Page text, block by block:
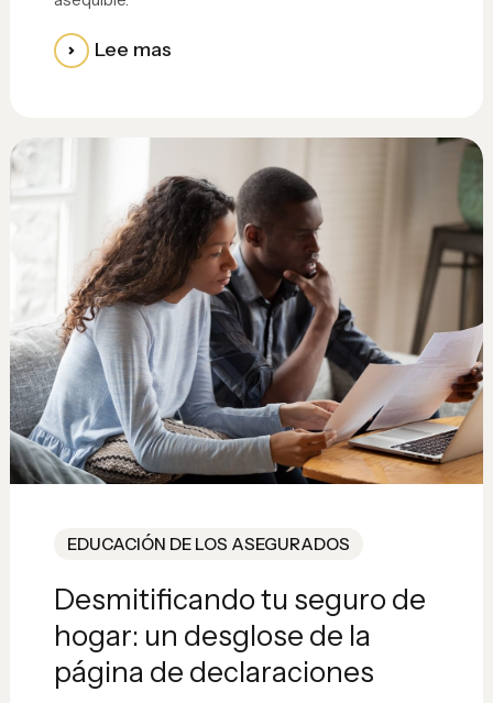
Lee mas
EDUCACIÓN DE LOS ASEGURADOS
Desmitificando tu seguro de
hogar: un desglose de la
página de declaraciones